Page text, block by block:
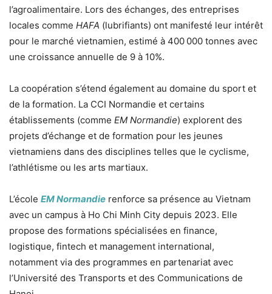
l’agroalimentaire. Lors des échanges, des entreprises
locales comme HAFA (lubrifiants) ont manifesté leur intérêt
pour le marché vietnamien, estimé à 400 000 tonnes avec
une croissance annuelle de 9 à 10%.
La coopération s’étend également au domaine du sport et
de la formation. La CCI Normandie et certains
établissements (comme EM Normandie) explorent des
projets d’échange et de formation pour les jeunes
vietnamiens dans des disciplines telles que le cyclisme,
l’athlétisme ou les arts martiaux.
L’école EM Normandie renforce sa présence au Vietnam
avec un campus à Ho Chi Minh City depuis 2023. Elle
propose des formations spécialisées en finance,
logistique, fintech et management international,
notamment via des programmes en partenariat avec
l’Université des Transports et des Communications de